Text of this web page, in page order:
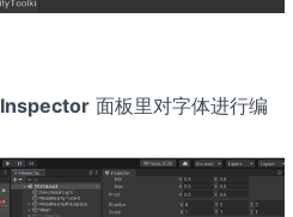
Inspector面板里对字体进行编